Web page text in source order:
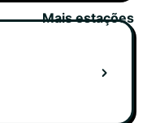
Mais estações